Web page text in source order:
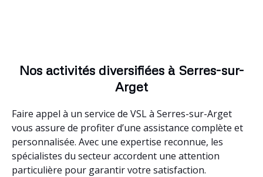
Nos activités diversifiées à Serres-sur-
Arget
Faire appel à un service de VSL à Serres-sur-Arget
vous assure de profiter d’une assistance complète et
personnalisée. Avec une expertise reconnue, les
spécialistes du secteur accordent une attention
particulière pour garantir votre satisfaction.